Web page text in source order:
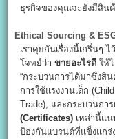
ธุรกิจของคุณจะยังมีสินค้
Ethical Sourcing &
เราคุยกันเรื่องนี้เกริ่นๆ
โจทย์ว่าขายอะไรดี ให้
“กระบวนการได้มาซึ่งสิ
การใช้แรงงานเด็ก
Trade), และกระบวนก
(Certificates) เหล่านี้แน
ป้องกันแบรนด์ที่แข็งแกร่